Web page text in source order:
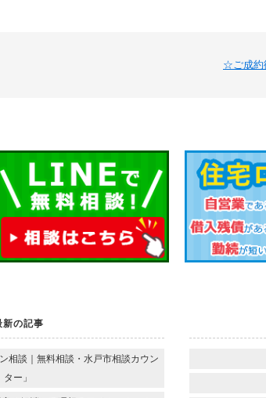
☆ご成
新の記事
相談｜無料相談・水戸市相談カウン
ター」